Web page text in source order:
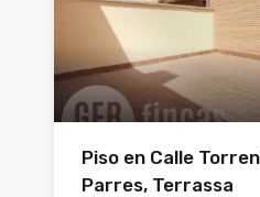
Piso en Calle
Parres, Terrassa